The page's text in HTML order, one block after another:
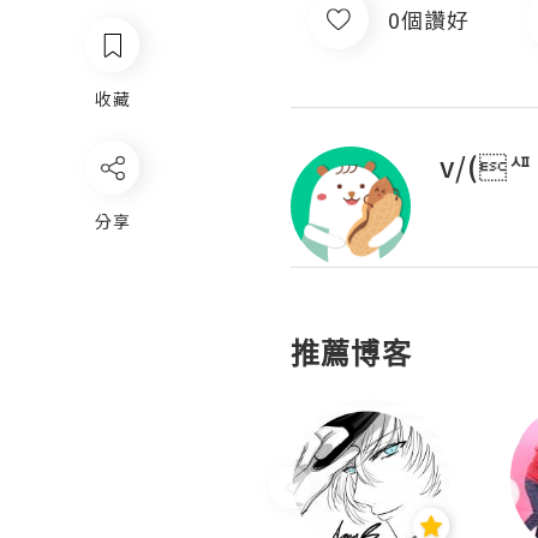
收藏
分享
0個讚好
v/(ᄺ
推薦博客